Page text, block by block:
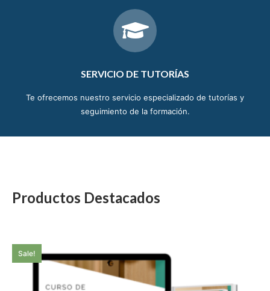
SERVICIO DE TUTORÍAS
Te ofrecemos nuestro servicio especializado de tutorías y
seguimiento de la formación.
Productos Destacados
Sale!